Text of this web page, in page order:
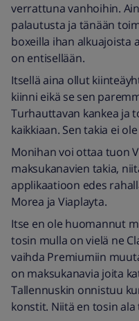
verrattuna vanhoihin.
palautusta ja tänään
boxeilla ihan alkuajoista
on entisellään.
Itsellä aina ollut
kiinni eikä se sen
Turhauttavan kankea ja
kaikkiaan. Sen takia ei
Monihan voi ottaa tuon
maksukanavien takia,
applikaatioon edes
Morea ja Viaplayta.
Itse en ole huomannut
tosin mulla on vielä ne
vaihda Premiumiin
on maksukanavia joita
Tallennuskin onnistuu
konstit. Niitä en tosin